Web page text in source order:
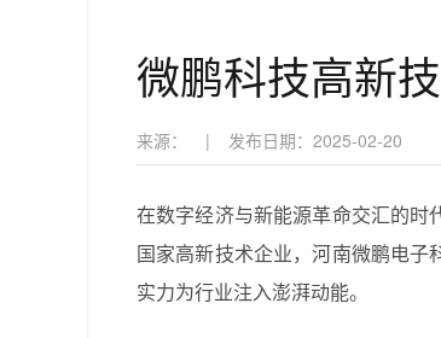
微鹏科技高新
来源： | 发布日期： 2025-02-20
在数字经济与新能源革命交汇的
国家高新技术企业，河南微鹏电
实力为行业注入澎湃动能。